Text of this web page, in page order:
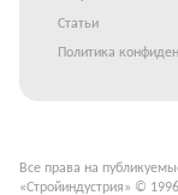
Статьи
Политика
Все права на
«Стройиндустрия» ©